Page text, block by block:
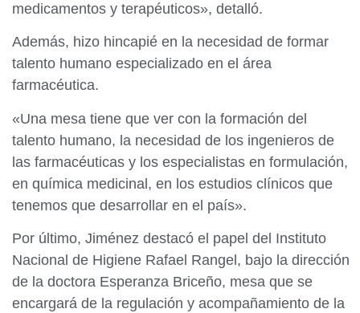
medicamentos y terapéuticos», detalló.
Además, hizo hincapié en la necesidad de formar
talento humano especializado en el área
farmacéutica.
«Una mesa tiene que ver con la formación del
talento humano, la necesidad de los ingenieros de
las farmacéuticas y los especialistas en formulación,
en química medicinal, en los estudios clínicos que
tenemos que desarrollar en el país».
Por último, Jiménez destacó el papel del Instituto
Nacional de Higiene Rafael Rangel, bajo la dirección
de la doctora Esperanza Briceño, mesa que se
encargará de la regulación y acompañamiento de la